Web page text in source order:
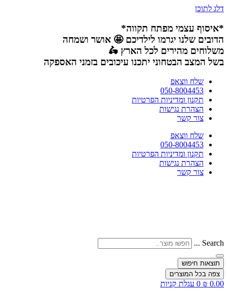
דלג לתוכן
*איסוף עצמי מפתח תקווה*
הדובים שלנו יגרמו לילדיכם 🤩 אושר ושמחה
משלוחים מהירים לכל הארץ 🛵
בשל המצב הבטחוני יתכנו עיכובים בזמני האספקה
שלח ווצאפ
050-8004453
תקנון ומדיניות הפרטיות
הצהרת נגישות
צור קשר
שלח ווצאפ
050-8004453
תקנון ומדיניות הפרטיות
הצהרת נגישות
צור קשר
Search ...
תוצאות חיפוש
צפה בכל המוצרים
₪ 0.00
0 עגלת קניות